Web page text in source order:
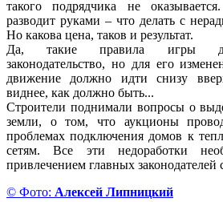
такого подрядчика не
разводит руками – что делать с
Но какова цена, таков и результат.
Да, такие правила игры
законодательство, но для его
движение должно идти снизу
виднее, как должно быть...
Строители поднимали вопросы о
земли, о том, что аукционы
проблемах подключения домов к
сетям. Все эти недоработки
привлечением главных законодателей
© Фото: Алексей Липницкий